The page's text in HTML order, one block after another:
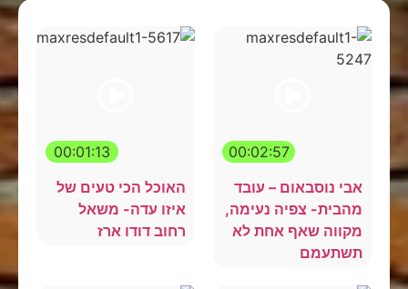
00:02:57
אבי נוסבאום – עובד
מהבית- צפיה נעימה,
מקווה שאף אחת לא
תשתעמם
00:01:13
האוכל הכי טעים של
איזו עדה- משאל
רחוב דודו ארז